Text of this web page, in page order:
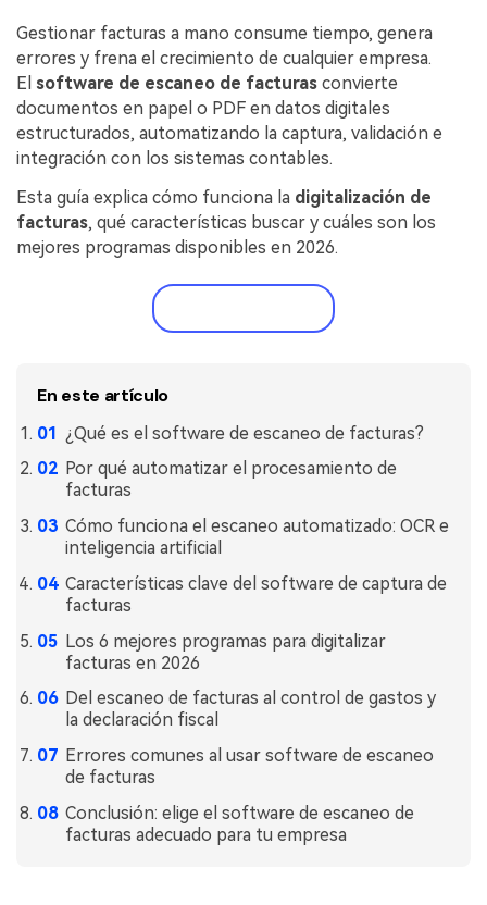
PDF OCR
Extraer datos de PDF
Proteger PDF
Soluciones completas
Servicio de TI
Sanidad
Finanzas
Gobierno
Publicación
Freelancer
Explorar todas las características
Historias de clientes
Comparación de software
Usar mejor PDFelement
Especificaciones técnicas
Soporte de contacto
Guía del usuario
PDFelement para Mac
Videos tutoriales
PDFelement para iOS
Centro de conocimiento
Explorar más
Plantillas de PDF gratuitas
Edita y personaliza plantillas gratuitas.
Descuento educativo
Adquiere PDFelement con descuento académico.
Centro de descargas
Descarga las herramientas de PDF.
Gestionar facturas a mano consume tiempo, genera
errores y frena el crecimiento de cualquier empresa.
El software de escaneo de facturas convierte
documentos en papel o PDF en datos digitales
estructurados, automatizando la captura, validación e
integración con los sistemas contables.
Esta guía explica cómo funciona la digitalización de
facturas, qué características buscar y cuáles son los
mejores programas disponibles en 2026.
En este artículo
¿Qué es el software de escaneo de facturas?
Por qué automatizar el procesamiento de
facturas
Cómo funciona el escaneo automatizado: OCR e
inteligencia artificial
Características clave del software de captura de
facturas
Los 6 mejores programas para digitalizar
facturas en 2026
Del escaneo de facturas al control de gastos y
la declaración fiscal
Errores comunes al usar software de escaneo
de facturas
Conclusión: elige el software de escaneo de
facturas adecuado para tu empresa